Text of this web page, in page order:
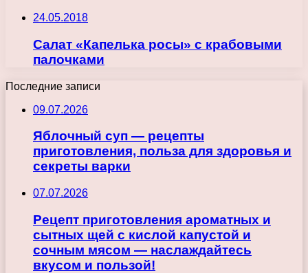
24.05.2018
Салат «Капелька росы» с крабовыми
палочками
Последние записи
09.07.2026
Яблочный суп — рецепты
приготовления, польза для здоровья и
секреты варки
07.07.2026
Рецепт приготовления ароматных и
сытных щей с кислой капустой и
сочным мясом — наслаждайтесь
вкусом и пользой!